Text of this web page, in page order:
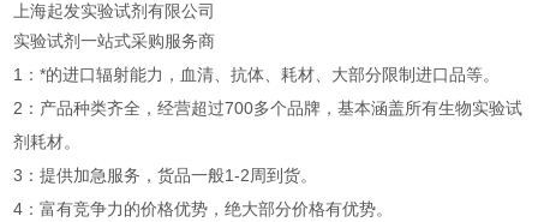
上海起发实验试剂有限公司
实验试剂一站式采购服务商
1：*的进口辐射能力，血清、抗体、耗材、大部分限制进口品等。
2：产品种类齐全，经营超过700多个品牌，基本涵盖所有生物实验试
剂耗材。
3：提供加急服务，货品一般1-2周到货。
4：富有竞争力的价格优势，绝大部分价格有优势。